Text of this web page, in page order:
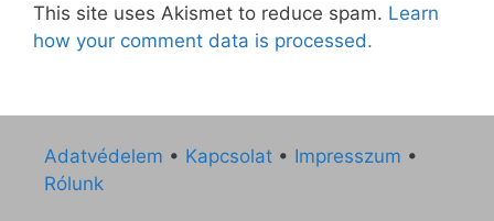
This site uses Akismet to reduce spam. Learn
how your comment data is processed.
Adatvédelem • Kapcsolat • Impresszum •
Rólunk